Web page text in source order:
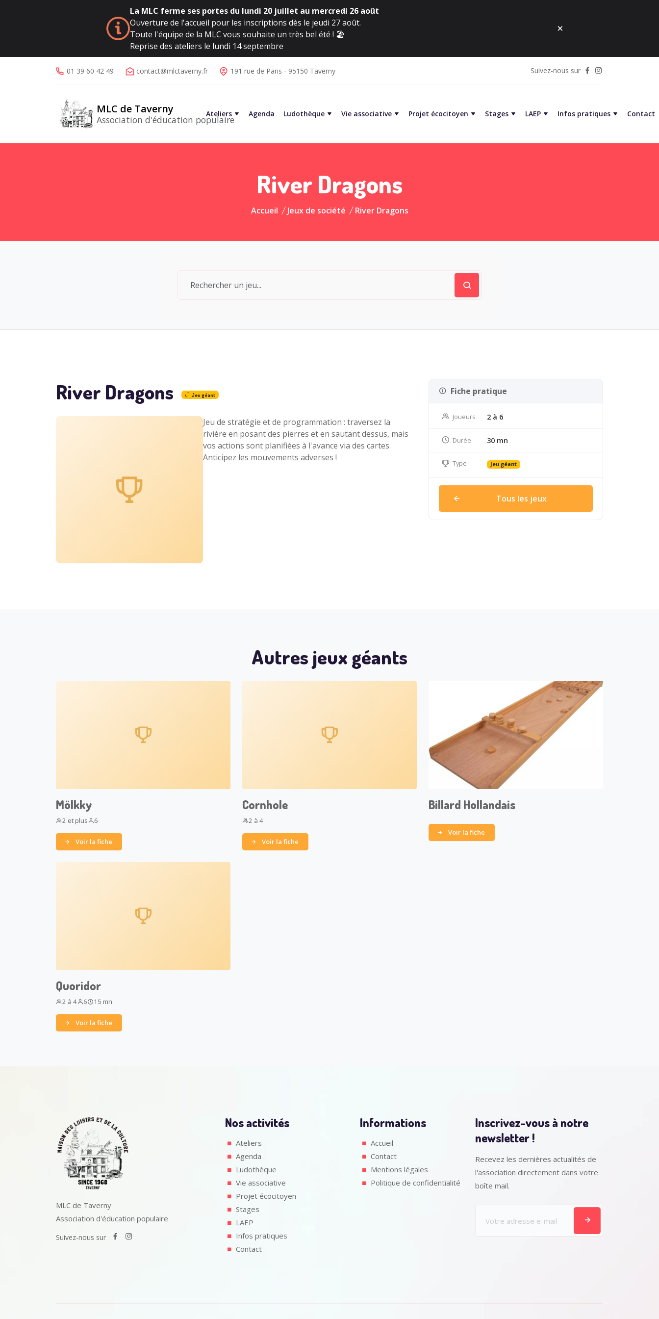
La MLC ferme ses portes du lundi 20 juillet au mercredi 26 août
Ouverture de l'accueil pour les inscriptions dès le jeudi 27 août.
Toute l'équipe de la MLC vous souhaite un très bel été ! 🏖️
Reprise des ateliers le lundi 14 septembre
01 39 60 42 49 contact@mlctaverny.fr 191 rue de Paris - 95150 Taverny Suivez-nous sur
MLC de Taverny
Association d'éducation populaire
Ateliers Agenda Ludothèque Vie associative Projet écocitoyen Stages LAEP Infos pratiques Contact
River Dragons
Accueil Jeux de société River Dragons
River Dragons Jeu géant
Jeu de stratégie et de programmation : traversez la
rivière en posant des pierres et en sautant dessus, mais
vos actions sont planifiées à l'avance via des cartes.
Anticipez les mouvements adverses !
Fiche pratique
Joueurs 2 à 6
Durée 30 mn
Type Jeu géant
Tous les jeux
Autres jeux géants
Mölkky
2 et plus 6
Voir la fiche
Cornhole
2 à 4
Voir la fiche
Billard Hollandais
Voir la fiche
Quoridor
2 à 4 6 15 mn
Voir la fiche
MLC de Taverny
Association d'éducation populaire
Suivez-nous sur
Nos activités
Ateliers
Agenda
Ludothèque
Vie associative
Projet écocitoyen
Stages
LAEP
Infos pratiques
Contact
Informations
Accueil
Contact
Mentions légales
Politique de confidentialité
Inscrivez-vous à notre
newsletter !
Recevez les dernières actualités de
l'association directement dans votre
boîte mail.